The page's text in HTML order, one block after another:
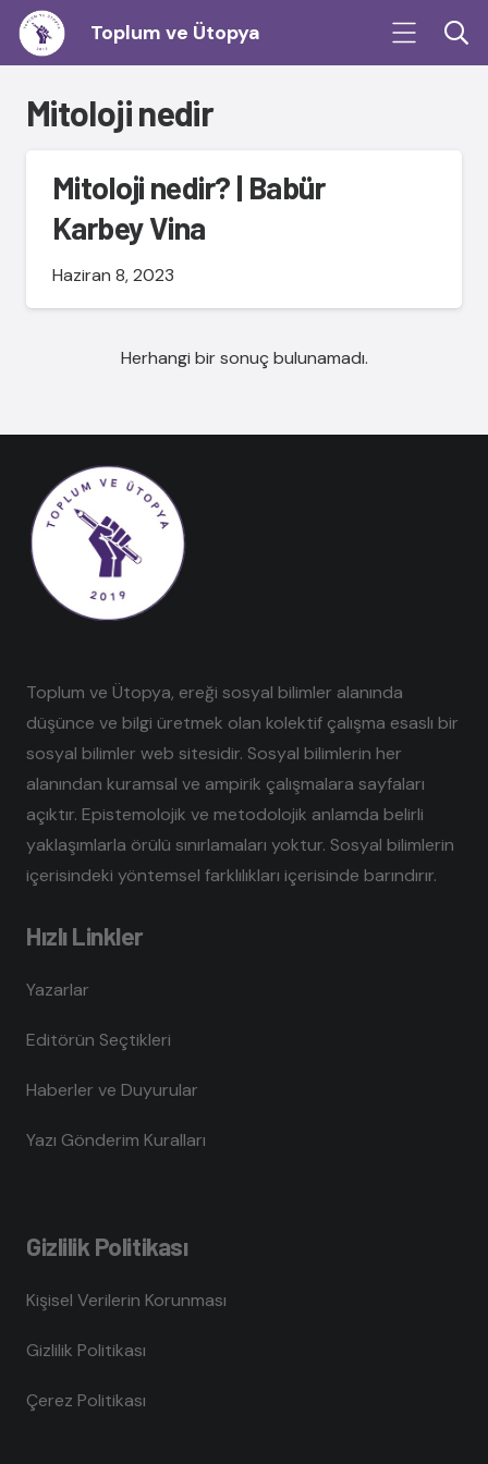
Toplum ve Ütopya
Mitoloji nedir
Mitoloji nedir? | Babür
Karbey Vina
Haziran 8, 2023
Herhangi bir sonuç bulunamadı.
Toplum ve Ütopya, ereği sosyal bilimler alanında
düşünce ve bilgi üretmek olan kolektif çalışma esaslı bir
sosyal bilimler web sitesidir. Sosyal bilimlerin her
alanından kuramsal ve ampirik çalışmalara sayfaları
açıktır. Epistemolojik ve metodolojik anlamda belirli
yaklaşımlarla örülü sınırlamaları yoktur. Sosyal bilimlerin
içerisindeki yöntemsel farklılıkları içerisinde barındırır.
Hızlı Linkler
Yazarlar
Editörün Seçtikleri
Haberler ve Duyurular
Yazı Gönderim Kuralları
Gizlilik Politikası
Kişisel Verilerin Korunması
Gizlilik Politikası
Çerez Politikası